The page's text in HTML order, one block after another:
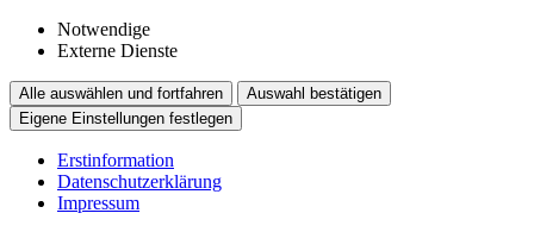
Notwendige
Externe Dienste
Alle auswählen und fortfahren
Auswahl bestätigen
Eigene Einstellungen festlegen
Erstinformation
Datenschutzerklärung
Impressum